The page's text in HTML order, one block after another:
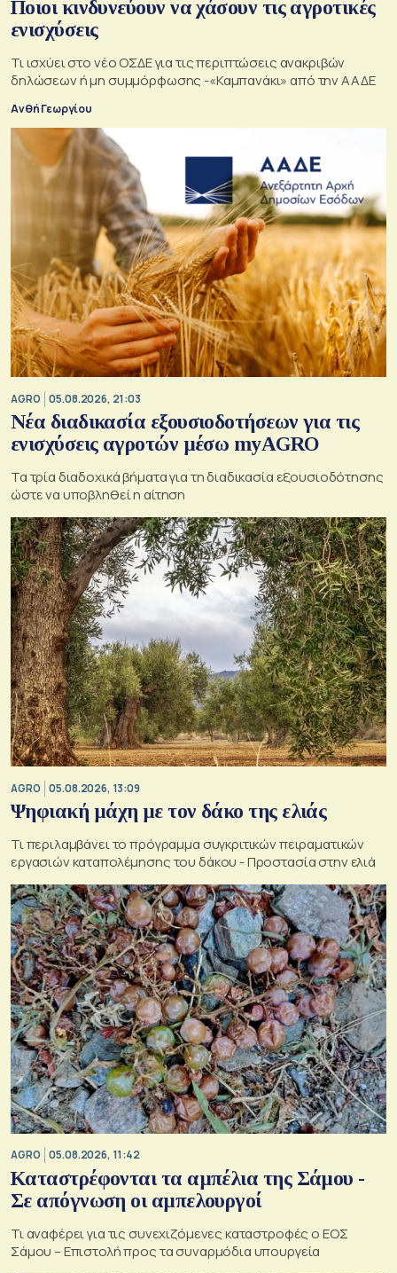
Ποιοι κινδυνεύουν να χάσουν τις αγροτικές
ενισχύσεις
Τι ισχύει στο νέο ΟΣΔΕ για τις περιπτώσεις ανακριβών
δηλώσεων ή μη συμμόρφωσης -«Καμπανάκι» από την ΑΑΔΕ
Ανθή Γεωργίου
AGRO 05.08.2026, 21:03
Νέα διαδικασία εξουσιοδοτήσεων για τις
ενισχύσεις αγροτών μέσω myAGRO
Τα τρία διαδοχικά βήματα για τη διαδικασία εξουσιοδότησης
ώστε να υποβληθεί η αίτηση
AGRO 05.08.2026, 13:09
Ψηφιακή μάχη με τον δάκο της ελιάς
Τι περιλαμβάνει το πρόγραμμα συγκριτικών πειραματικών
εργασιών καταπολέμησης του δάκου - Προστασία στην ελιά
AGRO 05.08.2026, 11:42
Καταστρέφονται τα αμπέλια της Σάμου -
Σε απόγνωση οι αμπελουργοί
Τι αναφέρει για τις συνεχιζόμενες καταστροφές ο ΕΟΣ
Σάμου – Επιστολή προς τα συναρμόδια υπουργεία